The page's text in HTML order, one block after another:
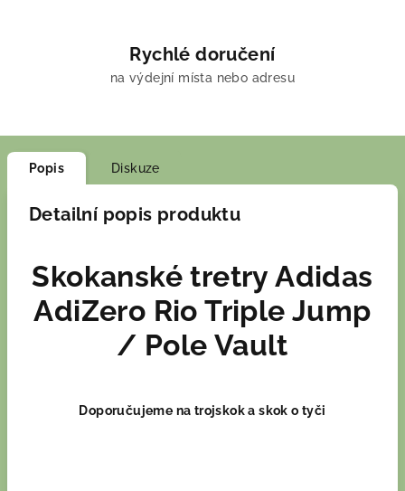
Rychlé doručení
na výdejní místa nebo adresu
Popis Diskuze
Detailní popis produktu
Skokanské tretry Adidas
AdiZero Rio Triple Jump
/ Pole Vault
Doporučujeme na trojskok a skok o tyči